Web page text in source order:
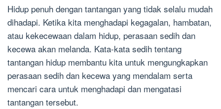
Hidup penuh dengan tantangan yang tidak selalu mudah
dihadapi. Ketika kita menghadapi kegagalan, hambatan,
atau kekecewaan dalam hidup, perasaan sedih dan
kecewa akan melanda. Kata-kata sedih tentang
tantangan hidup membantu kita untuk mengungkapkan
perasaan sedih dan kecewa yang mendalam serta
mencari cara untuk menghadapi dan mengatasi
tantangan tersebut.